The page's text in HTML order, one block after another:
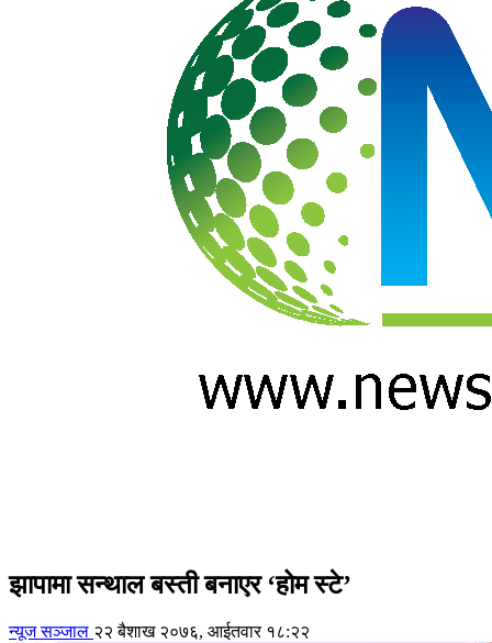
झापामा सन्थाल बस्ती बनाएर ‘होम स्टे’
न्यूज सञ्जाल २२ बैशाख २०७६, आईतवार १८:२२